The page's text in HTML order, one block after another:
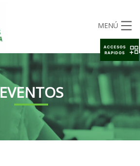
MENÚ
EVENTOS
ACCESOS
RAPIDOS